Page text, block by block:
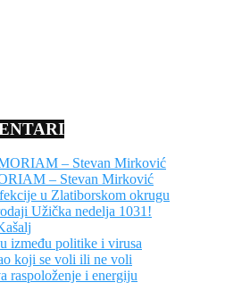
– Stevan Mirković
– Stevan Mirković
u Zlatiborskom okrugu
Užička nedelja 1031!
između politike i virusa
koji se voli ili ne voli
raspoloženje i energiju